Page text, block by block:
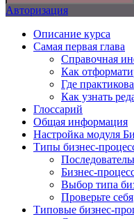
Авторизация
Описание курса
Самая первая глава
Справочная
Как
Где
Как узнать
Глоссарий
Общая информация
Настройка модуля
Типы бизнес-
Бизнес-
Выбор типа
Проверьте себя
Типовые бизнес-